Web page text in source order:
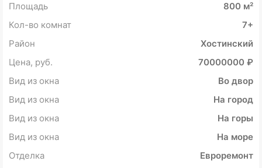
Площадь
800 м²
Кол-во комнат
7+
Район
Хостинский
Цена, руб.
70000000 ₽
Вид из окна
Во двор
Вид из окна
На город
Вид из окна
На горы
Вид из окна
На море
Отделка
Евроремонт